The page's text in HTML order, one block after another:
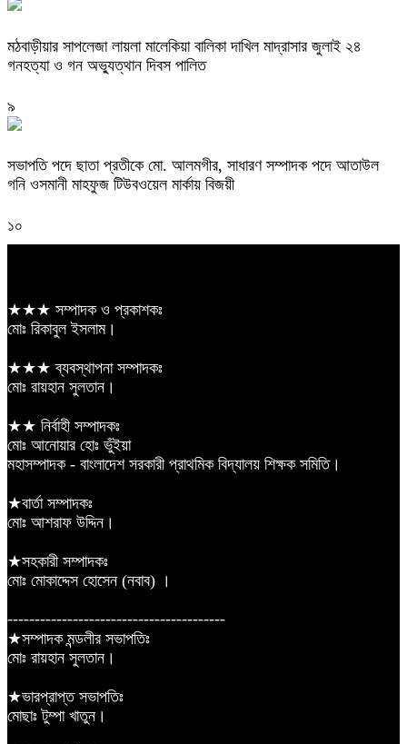
মঠবাড়ীয়ার সাপলেজা লায়লা মালেকিয়া বালিকা দাখিল মাদ্রাসার জুলাই ২৪
গনহত্যা ও গন অভ্যুত্থান দিবস পালিত
৯
সভাপতি পদে ছাতা প্রতীকে মো. আলমগীর, সাধারণ সম্পাদক পদে আতাউল
গনি ওসমানী মাহফুজ টিউবওয়েল মার্কায় বিজয়ী
১০
★★★ সম্পাদক ও প্রকাশকঃ
মোঃ রিকাবুল ইসলাম।
★★★ ব্যবস্থাপনা সম্পাদকঃ
মোঃ রায়হান সুলতান।
★★ নির্বাহী সম্পাদকঃ
মোঃ আনোয়ার হোঃ ভুঁইয়া
মহাসম্পাদক - বাংলাদেশ সরকারী প্রাথমিক বিদ্যালয় শিক্ষক সমিতি।
★বার্তা সম্পাদকঃ
মোঃ আশরাফ উদ্দিন।
★সহকারী সম্পাদকঃ
মোঃ মোকাদ্দেস হোসেন (নবাব) ।
----------------------------------------
★সম্পাদক মন্ডলীর সভাপতিঃ
মোঃ রায়হান সুলতান।
★ভারপ্রাপ্ত সভাপতিঃ
মোছাঃ টুম্পা খাতুন।